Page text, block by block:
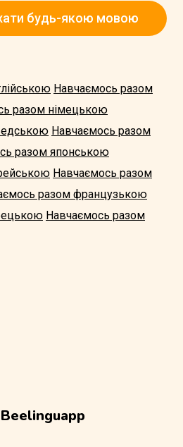
будь-якою мовою
Навчаємось разом
разом німецькою
Навчаємось разом
разом японською
Навчаємось разом
разом французькою
Навчаємось разом
Beelinguapp